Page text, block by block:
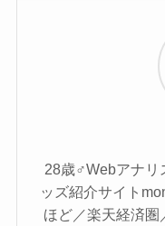
28歳♂Webアナリ
ッズ紹介サイト
ほど／楽天経済圏